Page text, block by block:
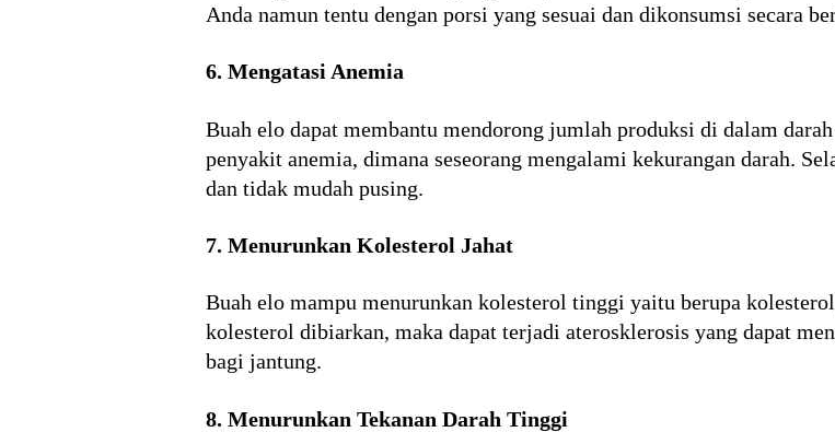
Anda namun tentu dengan porsi yang sesuai dan dikonsumsi secara
6. Mengatasi Anemia
Buah elo dapat membantu mendorong jumlah produksi di dalam
penyakit anemia, dimana seseorang mengalami kekurangan darah.
dan tidak mudah pusing.
7. Menurunkan Kolesterol Jahat
Buah elo mampu menurunkan kolesterol tinggi yaitu berupa
kolesterol dibiarkan, maka dapat terjadi aterosklerosis yang dapat
bagi jantung.
8. Menurunkan Tekanan Darah Tinggi